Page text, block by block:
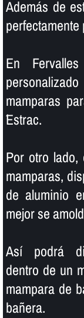
Además de
En
mamparas
´Estrac.
Por otro lado,
mamparas,
de aluminio
mejor se
Así­ podrá
dentro de un
mampara de
bañera.